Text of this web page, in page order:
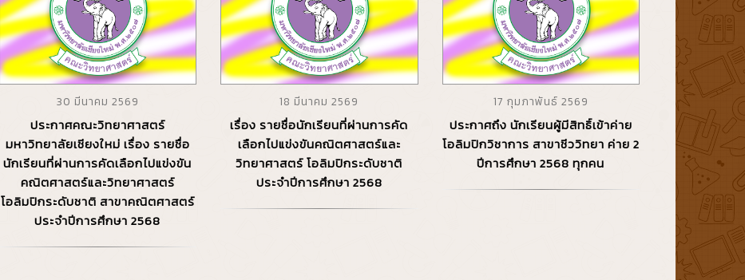
30 มีนาคม 2569
ประกาศคณะวิทยาศาสตร์
มหาวิทยาลัยเชียงใหม่ เรื่อง รายชื่อ
นักเรียนที่ผ่านการคัดเลือกไปแข่งขัน
คณิตศาสตร์และวิทยาศาสตร์
โอลิมปิกระดับชาติ สาขาคณิตศาสตร์
ประจำปีการศึกษา 2568
18 มีนาคม 2569
เรื่อง รายชื่อนักเรียนที่ผ่านการคัด
เลือกไปแข่งขันคณิตศาสตร์และ
วิทยาศาสตร์ โอลิมปิกระดับชาติ
ประจำปีการศึกษา 2568
17 กุมภาพันธ์ 2569
ประกาศถึง นักเรียนผู้มีสิทธิ์เข้าค่าย
โอลิมปิกวิชาการ สาขาชีววิทยา ค่าย 2
ปีการศึกษา 2568 ทุกคน